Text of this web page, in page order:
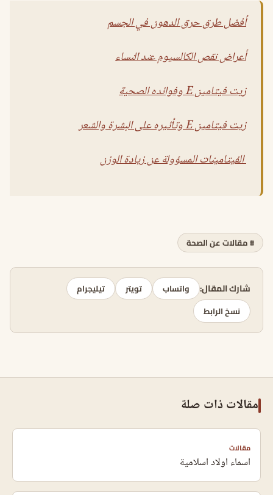
أفضل طرق حرق الدهون في الجسم
أعراض نقص الكالسيوم عند النساء
زيت فيتامين E وفوائده الصحية
زيت فيتامين E وتأثيره على البشرة والشعر
الفيتامينات المسؤولة عن زيادة الوزن
# مقالات عن الصحة
شارك المقال: واتساب تويتر
تيليجرام
نسخ الرابط
مقالات ذات صلة
مقالات
اسماء اولاد اسلامية